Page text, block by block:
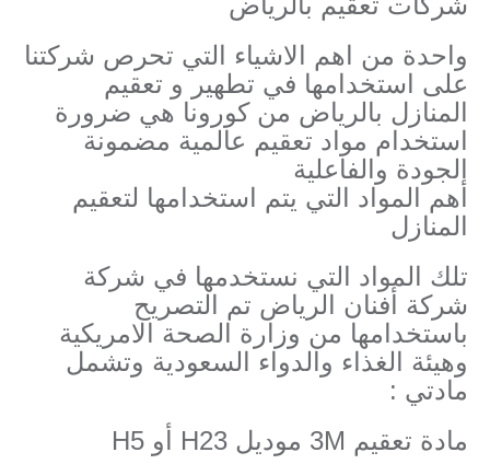
واحدة من اهم الاشياء التي تحرص شركتنا
على استخدامها في تطهير و تعقيم
المنازل بالرياض من كورونا هي ضرورة
استخدام مواد تعقيم عالمية مضمونة
الجودة والفاعلية
أهم المواد التي يتم استخدامها لتعقيم
المنازل
تلك المواد التي نستخدمها في شركة
شركة أفنان الرياض تم التصريح
باستخدامها من وزارة الصحة الامريكية
وهيئة الغذاء والدواء السعودية وتشمل
مادتي :
مادة تعقيم 3M موديل H23 أو H5